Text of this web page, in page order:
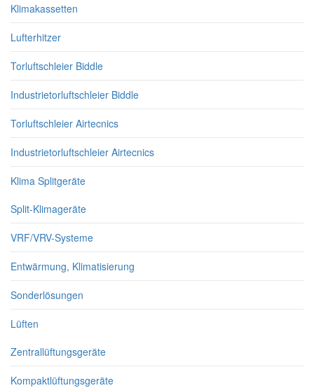
Klimakassetten
Lufterhitzer
Torluftschleier Biddle
Industrietorluftschleier Biddle
Torluftschleier Airtecnics
Industrietorluftschleier Airtecnics
Klima Splitgeräte
Split-Klimageräte
VRF/VRV-Systeme
Entwärmung, Klimatisierung
Sonderlösungen
Lüften
Zentrallüftungsgeräte
Kompaktlüftungsgeräte